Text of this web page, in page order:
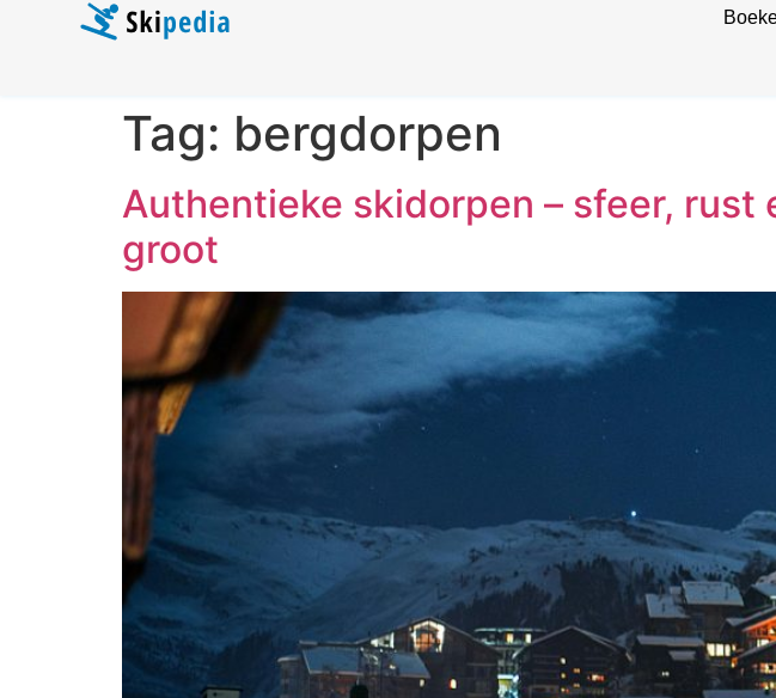
Tag: bergdorpen
Authentieke skidorpen – sfeer,
groot